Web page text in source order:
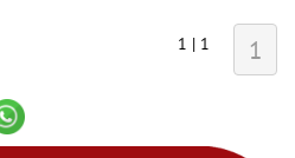
1 | 1 1